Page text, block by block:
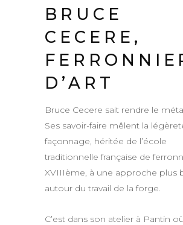
BRUCE
CECERE,
D’ART
Bruce Cecere sait rendre le
Ses savoir-faire mêlent la
façonnage, héritée de l’école
traditionnelle française de
XVIIIème, à une approche plus
autour du travail de la forge.
C’est dans son atelier à Pantin